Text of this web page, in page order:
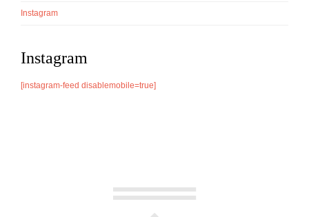
Instagram
Instagram
[instagram-feed disablemobile=true]